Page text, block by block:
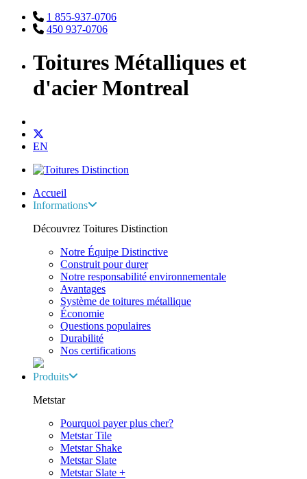
1 855-937-0706
450 937-0706
Toitures Métalliques et
d'acier Montreal
EN
Accueil
Informations
Découvrez Toitures Distinction
Notre Équipe Distinctive
Construit pour durer
Notre responsabilité environnementale
Avantages
Système de toitures métallique
Économie
Questions populaires
Durabilité
Nos certifications
Produits
Metstar
Pourquoi payer plus cher?
Metstar Tile
Metstar Shake
Metstar Slate
Metstar Slate +